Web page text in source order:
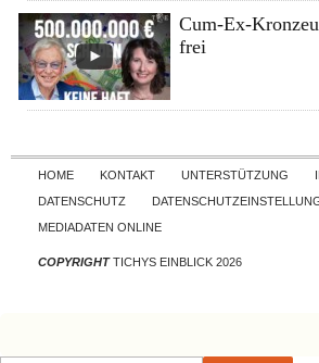
Cum-Ex-
frei
Skip to
HOME KONTAKT UNTERSTÜTZUNG
DATENSCHUTZ
MEDIADATEN ONLINE
COPYRIGHTTICHYS EINBLICK 2026